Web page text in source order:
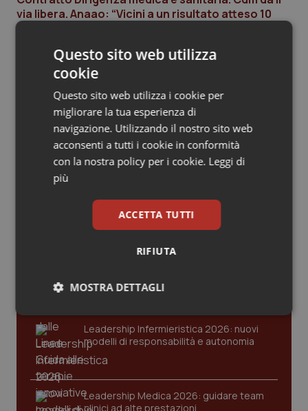
Umbria
Valle D’Aosta
Veneto
Oftalmologia
Oncodermatologia
Oncoematologia
Oncologia & Nutrizione
Psoriasi & pelle
Quotidiano Cardiologia
Quotidiano Chirurgia
Quotidiano Oncologia
Quotidiano Pediatria
Rene & patologie urogenitali
via libera. Anaao: “Vicini a un risultato atteso 10
anni”. Cgil Medici: “Bene impegno di Governo e
22 Novembre 2019
© Riproduzione riservata
Ultime analisi e review da QS Pro
Gold
compliance, GDPR e Risk management
Leadership Infermieristica 2026: nuovi
modelli di responsabilità e autonomia
Leadership Medica 2026: guidare team
clinici ad alte prestazioni
Questo sito web utilizza
cookie
Questo sito web utilizza i cookie per
migliorare la tua esperienza di
navigazione. Utilizzando il nostro sito web
acconsenti a tutti i cookie in conformità
con la nostra policy per i cookie. Leggi di
più
ACCETTA TUTTI
RIFIUTA
MOSTRA DETTAGLI
Necessari Statistici Marketing